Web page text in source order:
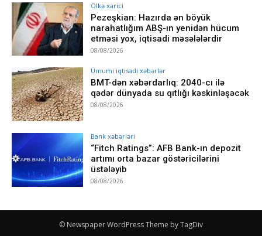
Ölkə xarici
Pezeşkian: Hazırda ən böyük
narahatlığım ABŞ-ın yenidən hücum
etməsi yox, iqtisadi məsələlərdir
08/08/2026
Ümumi iqtisadi xəbərlər
BMT-dən xəbərdarlıq: 2040-cı ilə
qədər dünyada su qıtlığı kəskinləşəcək
08/08/2026
Bank xəbərləri
“Fitch Ratings”: AFB Bank-ın depozit
artımı orta bazar göstəricilərini
üstələyib
08/08/2026
© Newspaper WordPress Theme by TagDiv